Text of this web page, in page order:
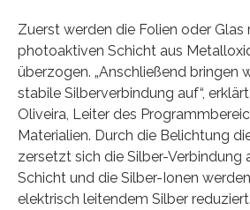
Zuerst werden die Folien oder Glas
photoaktiven Schicht aus
überzogen. „Anschließend bringen
stabile Silberverbindung auf“,
Oliveira, Leiter des
Materialien. Durch die Belichtung
zersetzt sich die Silber-Verbindung
Schicht und die Silber-Ionen
elektrisch leitendem Silber